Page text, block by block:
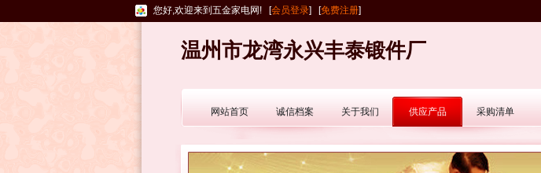
您好,欢迎来到五金家电网! [会员登录] [免费注册]
温州市龙湾永兴丰泰锻件厂
网站首页 诚信档案 关于我们 供应产品 采购清单